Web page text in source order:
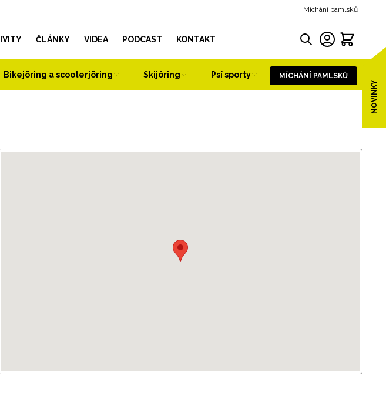
Míchání pamlsků
NOVINKY
ČLÁNKY VIDEA PODCAST KONTAKT
Bikejöring a scooterjöring Skijöring Psí sporty MÍCHÁNÍ PAMLSKŮ